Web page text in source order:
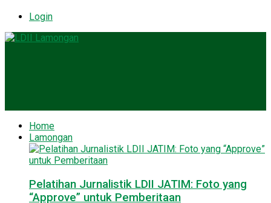
Login
Home
Lamongan
Pelatihan Jurnalistik LDII JATIM: Foto yang
“Approve” untuk Pemberitaan